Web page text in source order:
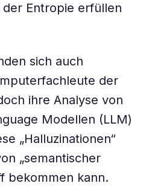
Entropie erfüllen
sich auch
der
ihre Analyse von
Modellen (LLM)
„Halluzinationen“
„semantischer
bekommen kann.